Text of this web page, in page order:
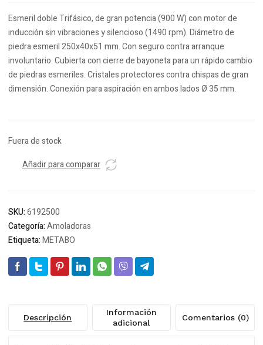
Esmeril doble Trifásico, de gran potencia (900 W) con motor de
inducción sin vibraciones y silencioso (1490 rpm). Diámetro de
piedra esmeril 250x40x51 mm. Con seguro contra arranque
involuntario. Cubierta con cierre de bayoneta para un rápido cambio
de piedras esmeriles. Cristales protectores contra chispas de gran
dimensión. Conexión para aspiración en ambos lados Ø 35 mm.
Fuera de stock
Añadir para comparar
SKU:6192500
Categoría:Amoladoras
Etiqueta:METABO
Descripción
Información
adicional
Comentarios (0)